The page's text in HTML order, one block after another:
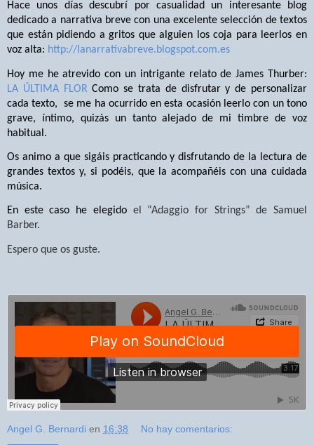
Hace unos días descubrí por casualidad un interesante blog
dedicado a narrativa breve con una excelente selección de textos
que están pidiendo a gritos que alguien los coja para leerlos en
voz alta: http://lanarrativabreve.blogspot.com.es
Hoy me he atrevido con un intrigante relato de James Thurber:
LA ÚLTIMA FLOR Como se trata de disfrutar y de personalizar
cada texto,
se me ha ocurrido en esta ocasión leerlo con un tono
grave, íntimo, quizás un tanto alejado de mi timbre de voz
habitual.
Os animo a que sigáis practicando y disfrutando de la lectura de
grandes textos y, si podéis, que la acompañéis con una cuidada
música.
En este caso he elegido el “Adaggio for Strings” de Samuel
Barber.
Espero que os guste.
Angel G. Bernardi en 16:38 No hay comentarios: